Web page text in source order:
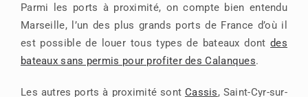
Parmi les ports à proximité, on compte bien entendu
Marseille, l’un des plus grands ports de France d’où il
est possible de louer tous types de bateaux dontdes
bateaux sans permis pour profiter des Calanques.
Les autres ports à proximité sont Cassis, Saint-Cyr-sur-